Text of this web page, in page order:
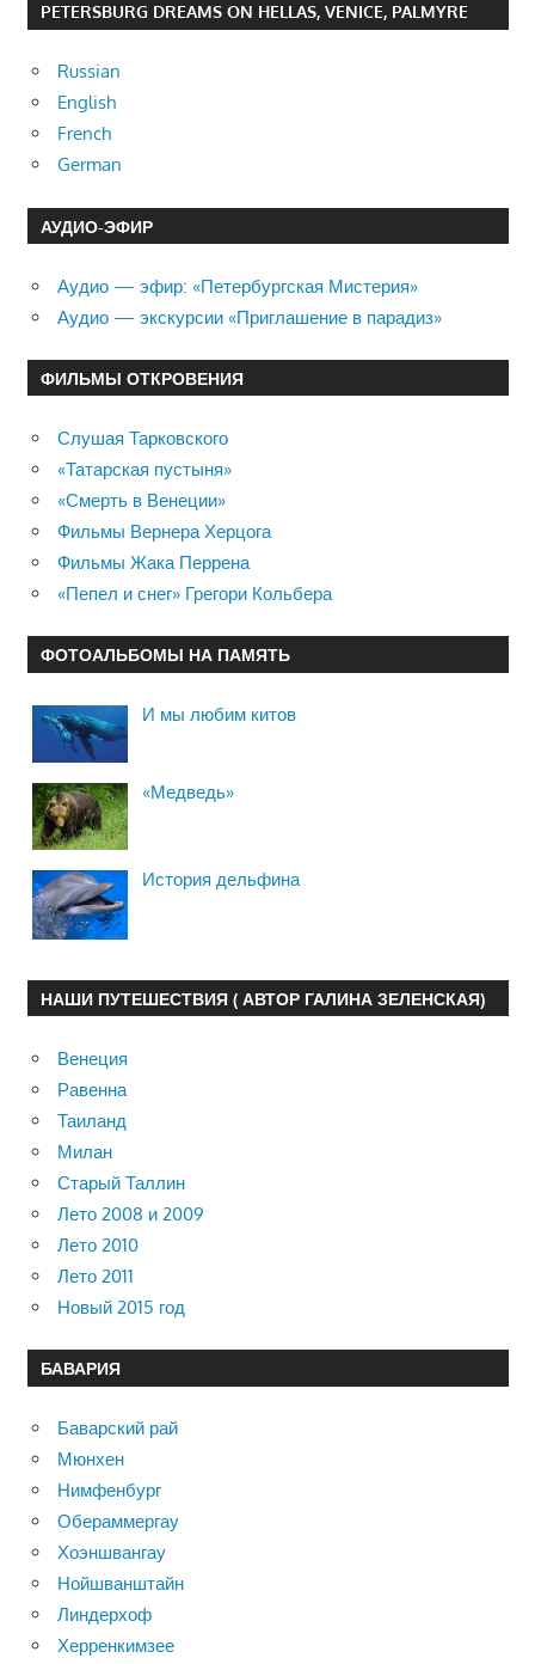
PETERSBURG DREAMS ON HELLAS, VENICE, PALMYRE
Russian
English
French
German
АУДИО-ЭФИР
Аудио — эфир: «Петербургская Мистерия»
Аудио — экскурсии «Приглашение в парадиз»
ФИЛЬМЫ ОТКРОВЕНИЯ
Слушая Тарковского
«Татарская пустыня»
«Смерть в Венеции»
Фильмы Вернера Херцога
Фильмы Жака Перрена
«Пепел и снег» Грегори Кольбера
ФОТОАЛЬБОМЫ НА ПАМЯТЬ
И мы любим китов
«Медведь»
История дельфина
НАШИ ПУТЕШЕСТВИЯ ( АВТОР ГАЛИНА ЗЕЛЕНСКАЯ)
Венеция
Равенна
Таиланд
Милан
Старый Таллин
Лето 2008 и 2009
Лето 2010
Лето 2011
Новый 2015 год
БАВАРИЯ
Баварский рай
Мюнхен
Нимфенбург
Обераммергау
Хоэншвангау
Нойшванштайн
Линдерхоф
Херренкимзее